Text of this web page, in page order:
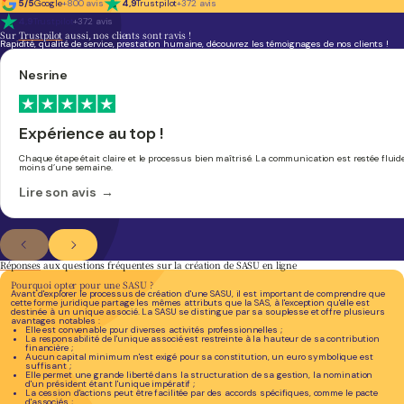
5/5Google+800 avis 4,9Trustpilot+372 avis
Trustpilot+372 avis
Sur Trustpilot aussi, nos clients sont ravis !
Rapidité, qualité de service, prestation humaine, découvrez les témoignages de nos clients !
Nesrine
Expérience au top !
Chaque étape était claire et le processus bien maîtrisé. La communication est restée
moins d’une semaine.
Lire son avis →
Réponsesaux questions fréquentes sur la création de SASU en ligne
Pourquoi opter pour une SASU ?
Avant d'explorer le processus de création d'une SASU, il est important de comprendre que
cette forme juridique partage les mêmes attributs que la SAS, à l'exception qu'elle est
destinée à un unique associé. La SASU se distingue par sa souplesse et offre plusieurs
avantages notables :
Elle est convenable pour diverses activités professionnelles ;
La responsabilité de l'unique associé est restreinte à la hauteur de sa contribution
financière ;
Aucun capital minimum n'est exigé pour sa constitution, un euro symbolique est
suffisant ;
Elle permet une grande liberté dans la structuration de sa gestion, la nomination
d'un président étant l'unique impératif ;
La cession d'actions peut être facilitée par des accords spécifiques, comme le pacte
d'associés ;